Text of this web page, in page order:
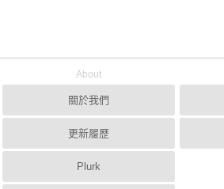
About
關於我們
更新履歷
Plurk